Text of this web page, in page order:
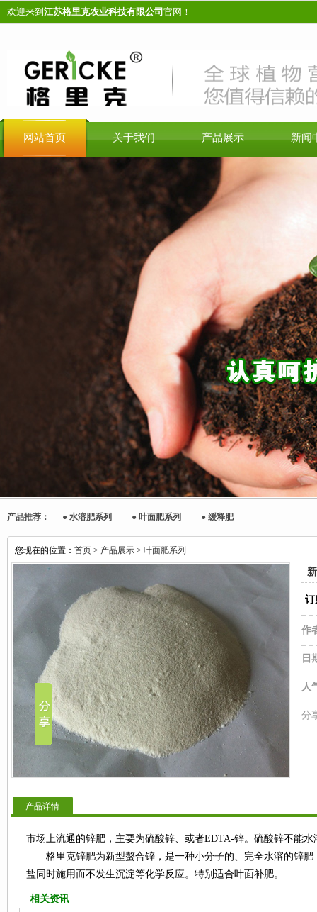
欢迎来到 江苏格里克农业科技有限公司 官网！
网站首页 关于我们 产品展示 新闻
产品推荐： ● 水溶肥系列 ● 叶面肥系列 ● 缓释肥
您现在的位置： 首页 > 产品展示 > 叶面肥系列
订
作
日
人
分
产品详情
市场上流通的锌肥，主要为硫酸锌、或者EDTA-锌。硫酸锌不能
格里克锌肥为新型螯合锌，是一种小分子的、完全水溶的锌肥
盐同时施用而不发生沉淀等化学反应。特别适合叶面补肥。
相关资讯